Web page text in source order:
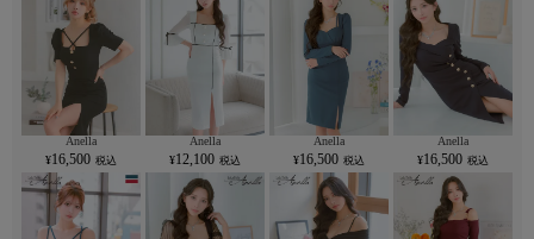
Anella
16,500
Anella
12,100
Anella
16,500
Anella
16,500